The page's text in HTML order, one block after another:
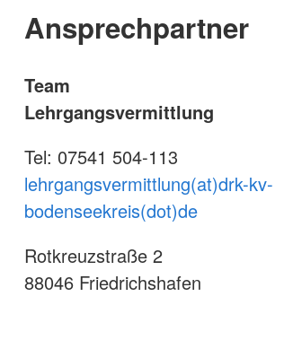
Ansprechpartner
Team
Lehrgangsvermittlung
Tel: 07541 504-113
lehrgangsvermittlung(at)drk-kv-
bodenseekreis(dot)de
Rotkreuzstraße 2
88046 Friedrichshafen